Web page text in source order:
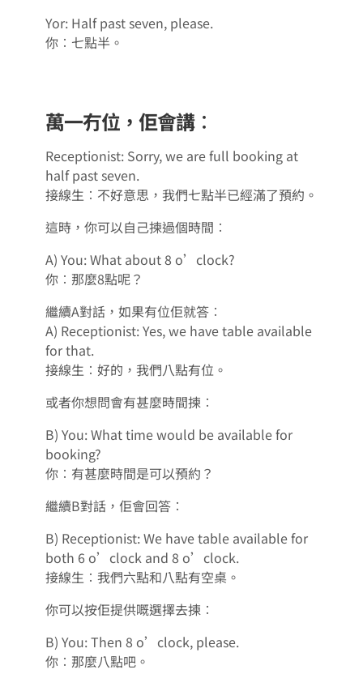
Yor: Half past seven, please.
你︰七點半。
萬一冇位，佢會講︰
Receptionist: Sorry, we are full booking at
half past seven.
接線生︰不好意思，我們七點半已經滿了預約。
這時，你可以自己揀過個時間︰
A) You: What about 8 o’clock?
你︰那麼8點呢？
繼續A對話，如果有位佢就答︰
A) Receptionist: Yes, we have table available
for that.
接線生︰好的，我們八點有位。
或者你想問會有甚麼時間揀︰
B) You: What time would be available for
booking?
你︰有甚麼時間是可以預約？
繼續B對話，佢會回答︰
B) Receptionist: We have table available for
both 6 o’clock and 8 o’clock.
接線生︰我們六點和八點有空桌。
你可以按佢提供嘅選擇去揀︰
B) You: Then 8 o’clock, please.
你︰那麼八點吧。